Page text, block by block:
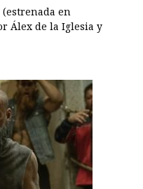
en
Álex de la Iglesia y